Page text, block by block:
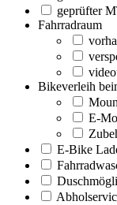
geprüfter
Fahrradraum
Bikeverleih
E-
E-Bike